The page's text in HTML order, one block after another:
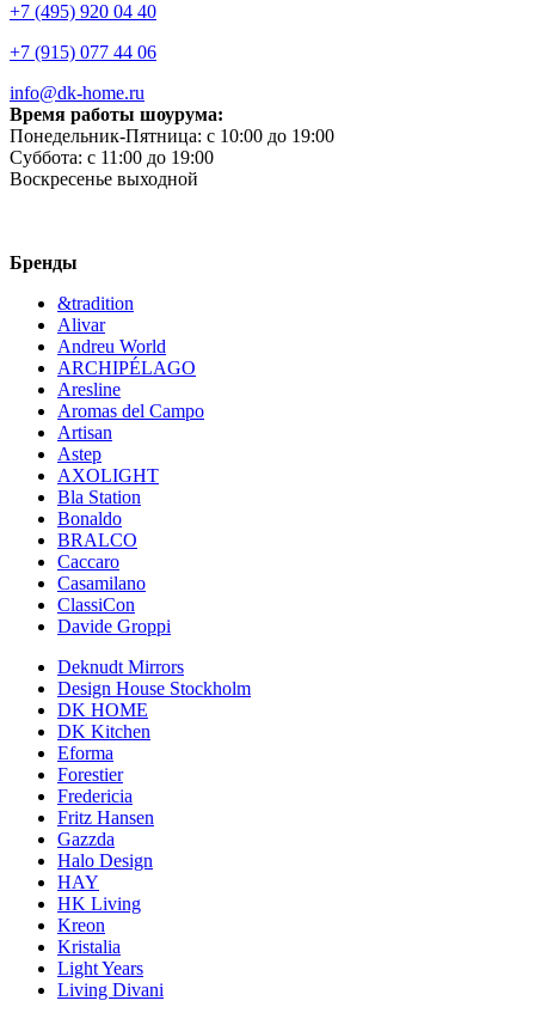
+7 (495) 920 04 40
+7 (915) 077 44 06
info@dk-home.ru
Время работы шоурума:
Понедельник-Пятница: c 10:00 до 19:00
Суббота: c 11:00 до 19:00
Воскресенье выходной
Бренды
&tradition
Alivar
Andreu World
ARCHIPÉLAGO
Aresline
Aromas del Campo
Artisan
Astep
AXOLIGHT
Bla Station
Bonaldo
BRALCO
Caccaro
Casamilano
ClassiCon
Davide Groppi
Deknudt Mirrors
Design House Stockholm
DK HOME
DK Kitchen
Eforma
Forestier
Fredericia
Fritz Hansen
Gazzda
Halo Design
HAY
HK Living
Kreon
Kristalia
Light Years
Living Divani